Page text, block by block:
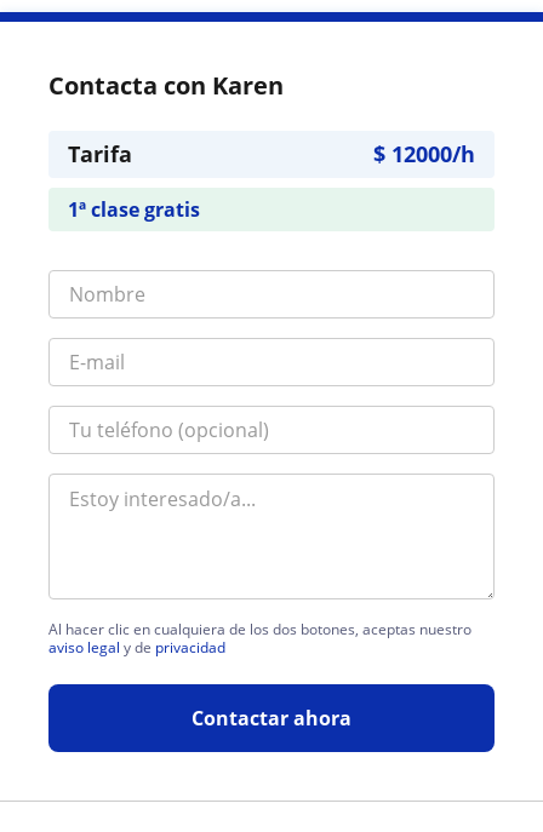
Contacta con Karen
Tarifa $ 12000/h
1ª clase gratis
Al hacer clic en cualquiera de los dos botones, aceptas nuestro
aviso legal y de privacidad
Contactar ahora